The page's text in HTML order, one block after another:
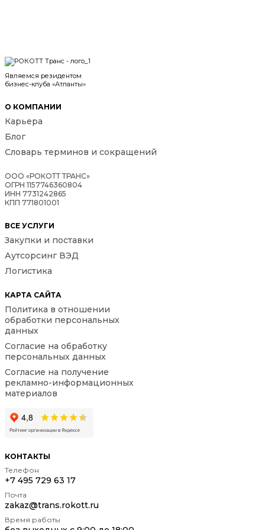
Являемся резидентом
бизнес-клуба «Атланты»
О КОМПАНИИ
Карьера
Блог
Словарь терминов и сокращений
ООО «РОКОТТ ТРАНС»
ОГРН 1157746360804
ИНН 7731242865
КПП 771801001
ВСЕ УСЛУГИ
Закупки и поставки
Аутсорсинг ВЭД
Логистика
КАРТА САЙТА
Политика в отношении
обработки персональных
данных
Согласие на обработку
персональных данных
Согласие на получение
рекламно-информационных
материалов
КОНТАКТЫ
Телефон
+7 495 729 63 17
Почта
zakaz@trans.rokott.ru
Время работы